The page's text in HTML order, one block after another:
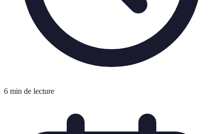
6 min de lecture